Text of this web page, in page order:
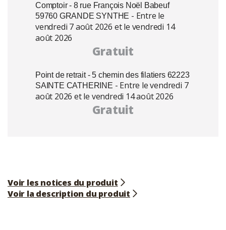
Comptoir - 8 rue François Noël Babeuf
59760 GRANDE SYNTHE - Entre le
vendredi 7 août 2026 et le vendredi 14
août 2026
Gratuit
Point de retrait - 5 chemin des filatiers 62223
SAINTE CATHERINE - Entre le vendredi 7
août 2026 et le vendredi 14 août 2026
Gratuit
Voir les notices du produit
Voir la description du produit